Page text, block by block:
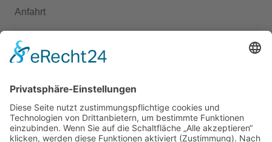
Anfahrt
Presse
+49 351 6571-400
ed.egelfp-etsneid-elaizos@ofni